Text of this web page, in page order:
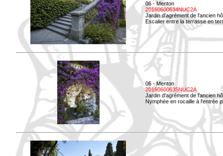
06 - Menton
20160600634NUC2A
Jardin d'agrément de l'ancien
Escalier entre la terrasse en
06 - Menton
20160600635NUC2A
Jardin d'agrément de l'ancien
Nymphée en rocaille à l'entrée